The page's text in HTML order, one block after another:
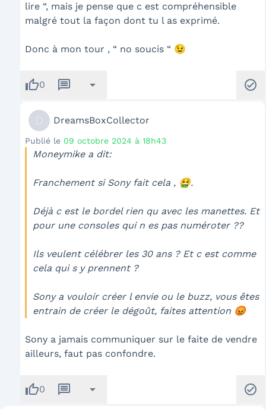
lire “, mais je pense que c est compréhensible
malgré tout la façon dont tu l as exprimé.
Donc à mon tour , “ no soucis “ 😉
thumb_up0 message arrow_drop_down check_circle
DreamsBoxCollector
Publié le 09 octobre 2024 à 18h43
Moneymike a dit:
Franchement si Sony fait cela , 🤮.
Déjà c est le bordel rien qu avec les manettes. Et
pour une consoles qui n es pas numéroter ??
Ils veulent célébrer les 30 ans ? Et c est comme
cela qui s y prennent ?
Sony a vouloir créer l envie ou le buzz, vous êtes
entrain de créer le dégoût, faites attention 😡
Sony a jamais communiquer sur le faite de vendre
ailleurs, faut pas confondre.
thumb_up0 message arrow_drop_down check_circle